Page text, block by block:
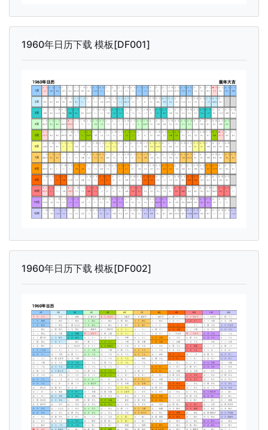
1960年日历下载 模板[DF001]
1960年日历下载 模板[DF002]